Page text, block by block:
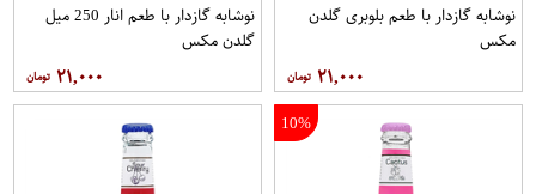
نوشابه گازدار با طعم بلوبری گلدن
مکس
۲۱,۰۰۰
نوشابه گازدار با طعم انار 250 میل
گلدن مکس
۲۱,۰۰۰
10%